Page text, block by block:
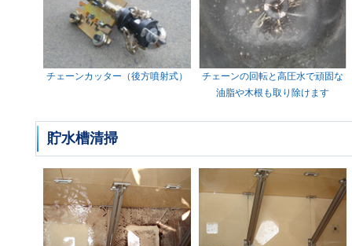
チェーンカッター（後方噴射式）
チェーンの回転と高圧水で頑固な
油脂や木根も取り除けます
貯水槽清掃